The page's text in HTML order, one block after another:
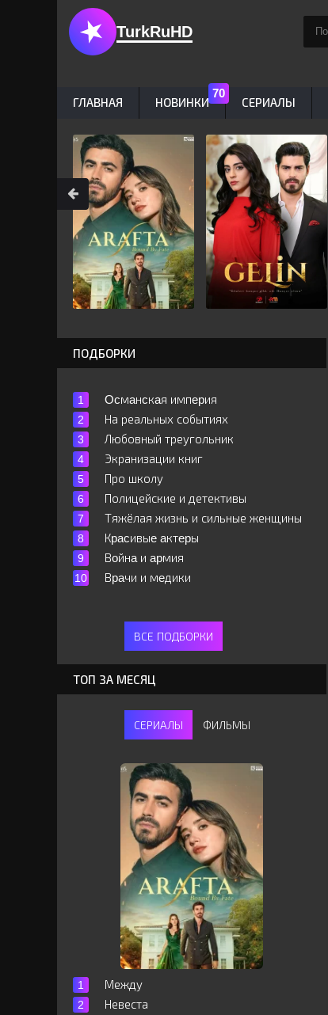
ПОДБОРКИ
Ocмaнcкaя импepия
На реальных событиях
Любовный треугольник
Экранизации книг
Про школу
Полицейские и детективы
Тяжёлая жизнь и сильные женщины
Кpacивыe aктepы
Вoйнa и apмия
Вpaчи и мeдики
ВСЕ ПОДБОРКИ
ТОП ЗА МЕСЯЦ
СЕРИАЛЫ ФИЛЬМЫ
Между
Невеста
TurkRuHD
ГЛАВНАЯ НОВИНКИ СЕРИАЛЫ